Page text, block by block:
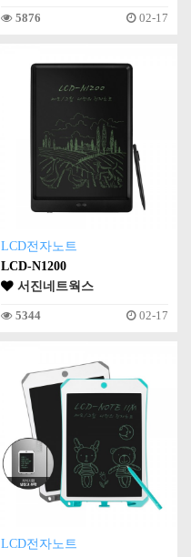
5876 02-17
LCD전자노트
LCD-N1200
서진네트웍스
5344 02-17
LCD전자노트